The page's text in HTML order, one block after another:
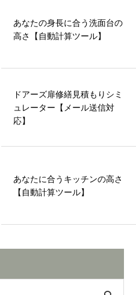
あなたの身長に合う洗面台の
高さ【自動計算ツール】
ドアーズ扉修繕見積もりシミ
ュレーター【メール送信対
応】
あなたに合うキッチンの高さ
【自動計算ツール】